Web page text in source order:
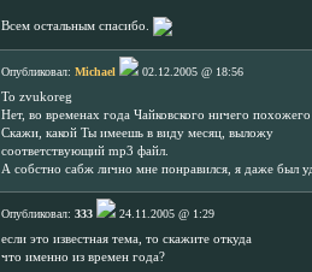
Всем остальным спасибо.
Опубликовал: Michael
02.12.2005 @ 18:56
To zvukoreg
Нет, во временах года Чайковского ничего похожего
Скажи, какой Ты имеешь в виду месяц, выложу
соответствующий mp3 файл.
А собстно сабж лично мне понравился, я даже был
Опубликовал: 333
24.11.2005 @ 1:29
если это известная тема, то скажите откуда
что именно из времен года?